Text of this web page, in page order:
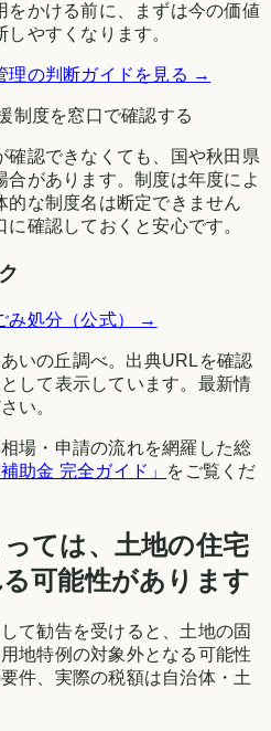
をかける前に、まずは今の価値
やすくなります。
理の判断ガイドを見る →
制度を窓口で確認する
確認できなくても、国や秋田県
合があります。制度は年度によ
的な制度名は断定できません
に確認しておくと安心です。
み処分（公式） →
いの丘調べ。出典URLを確認
して表示しています。最新情
い。
場・申請の流れを網羅した総
助金 完全ガイド」
をご覧くだ
ては、土地の住宅
可能性があります
て勧告を受けると、土地の固
地特例の対象外となる可能性
件、実際の税額は自治体・土